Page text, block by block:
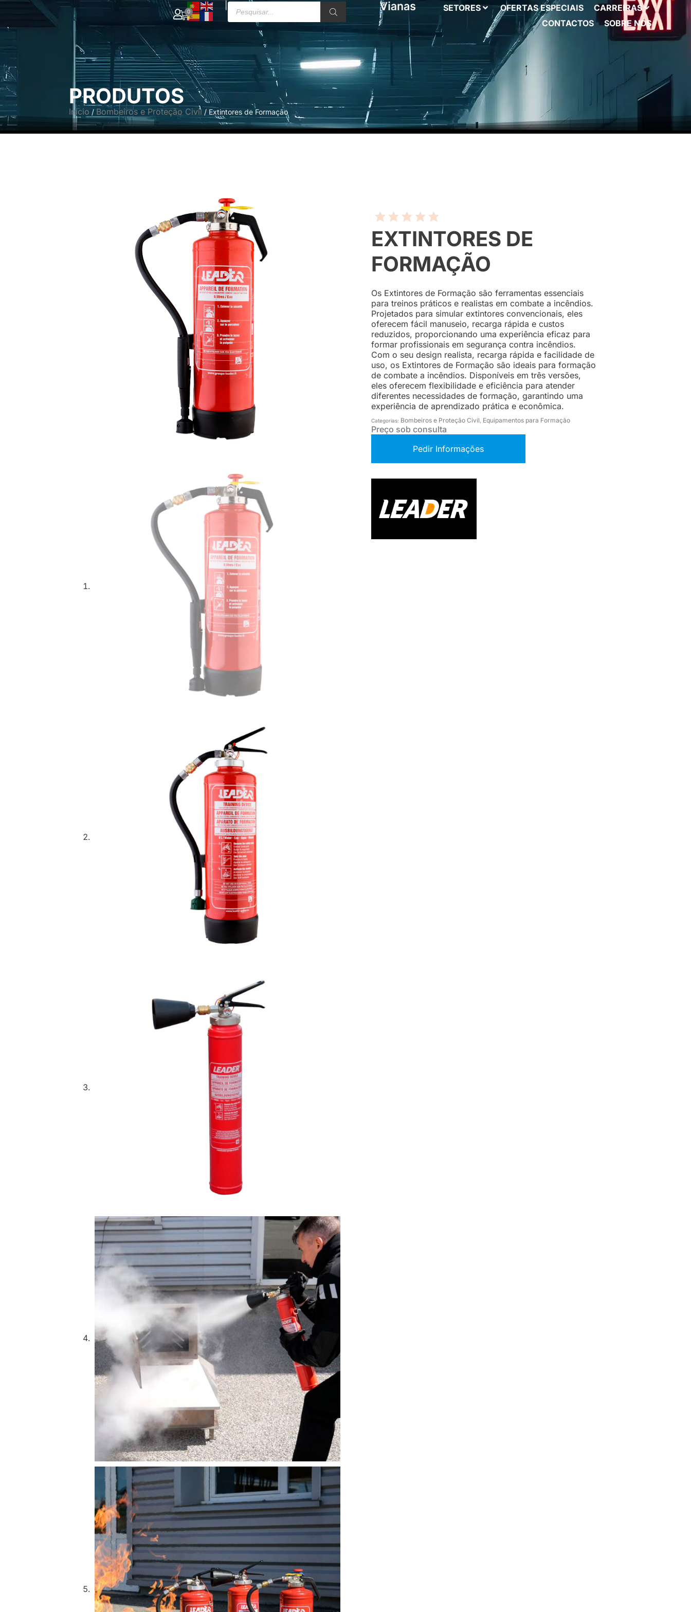
0 SETORES OFERTAS ESPECIAIS
CARREIRAS
CONTACTOS
SOBRE NÓS
PRODUTOS
Início / Bombeiros e Proteção Civil / Extintores de Formação
EXTINTORES DE
FORMAÇÃO
Os Extintores de Formação são ferramentas essenciais
para treinos práticos e realistas em combate a incêndios.
Projetados para simular extintores convencionais, eles
oferecem fácil manuseio, recarga rápida e custos
reduzidos, proporcionando uma experiência eficaz para
formar profissionais em segurança contra incêndios.
Com o seu design realista, recarga rápida e facilidade de
uso, os Extintores de Formação são ideais para formação
de combate a incêndios. Disponíveis em três versões,
eles oferecem flexibilidade e eficiência para atender
diferentes necessidades de formação, garantindo uma
experiência de aprendizado prática e econômica.
Categorias: Bombeiros e Proteção Civil, Equipamentos para Formação
Preço sob consulta
Pedir Informações